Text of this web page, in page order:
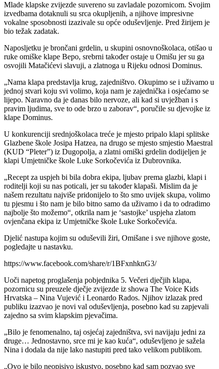
Mlade klapske zvijezde suvereno su zavladale pozornicom. Svojim
izvedbama dotaknuli su srca okupljenih, a njihove impresivne
vokalne sposobnosti izazivale su opće oduševljenje. Pred žirijem je
bio težak zadatak.
Naposljetku je brončani grdelin, u skupini osnovnoškolaca, otišao u
ruke omiške klape Bepo, srebrni također ostaje u Omišu jer su ga
osvojili Matačićevi slavuji, a zlatnoga u Rijeku odnosi Dominus.
„Nama klapa predstavlja krug, zajedništvo. Okupimo se i uživamo u
jednoj stvari koju svi volimo, koja nam je zajednička i osjećamo se
lijepo. Naravno da je danas bilo nervoze, ali kad si uvježban i s
pravim ljudima, sve to ode brzo u zaborav“, poručile su djevojke iz
klape Dominus.
U konkurenciji srednjoškolaca treće je mjesto pripalo klapi splitske
Glazbene škole Josipa Hatzea, na drugo se mjesto smjestio Maestral
(KUD “Pleter”) iz Dugopolja, a zlatni omiški grdelin dodijeljen je
klapi Umjetničke škole Luke Sorkočevića iz Dubrovnika.
„Recept za uspjeh bi bila dobra ekipa, ljubav prema glazbi, klapi i
roditelji koji su nas poticali, jer su također klapaši. Mislim da je
našem rezultatu najviše pridonijelo to što smo uvijek skupa, volimo
tu pjesmu i što nam je bilo bitno samo da uživamo i da to odradimo
najbolje što možemo“, otkrila nam je ‘sastojke’ uspjeha zlatom
ovjenčana ekipa iz Umjetničke škole Luke Sorkočevića.
Djelić nastupa kojim su oduševili žiri, Omišane i sve njihove goste,
pogledajte u nastavku.
https://www.facebook.com/share/r/1BFxnhknG3/
Uoči napetog proglašenja pobjednika 5. Večeri dječjih klapa,
pozornicu su preuzele dječje zvijezde iz showa The Voice Kids
Hrvatska – Nina Vujević i Leonardo Rados. Njihov izlazak pred
publiku izazvao je novi val oduševljenja, posebno kad su zapjevali
zajedno sa svim klapskim pjevačima.
„Bilo je fenomenalno, taj osjećaj zajedništva, svi navijaju jedni za
druge… Jednostavno, srce mi je kao kuća“, oduševljeno je sažela
Nina i dodala da nije lako nastupiti pred tako velikom publikom.
„Ovo je bilo neopisivo iskustvo, posebno kad sam pozvao sve